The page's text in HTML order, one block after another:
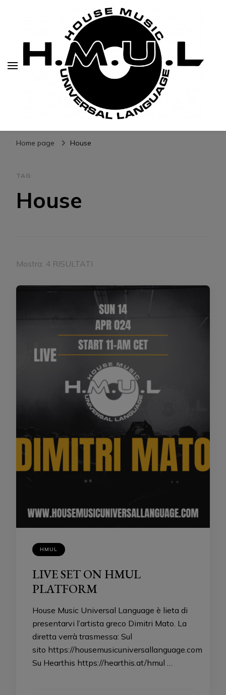
H.M.U.L.
www.housemusicuniversallanguage.com
Home page House
TAG
House
Mostra: 4 RISULTATI
HMUL
LIVE SET ON HMUL
PLATFORM
House Music Universal Language è lieta di
presentarvi l’artista greco Dimitri Mato. La
diretta verrà trasmessa: Sul
sito https://housemusicuniversallanguage.com
Su Hearthis https://hearthis.at/hmul …